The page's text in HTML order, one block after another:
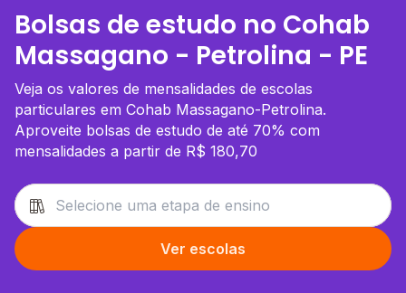
Bolsas de estudo no Cohab
Massagano - Petrolina - PE
Veja os valores de mensalidades de escolas
particulares em Cohab Massagano-Petrolina.
Aproveite bolsas de estudo de até 70% com
mensalidades a partir de R$ 180,70
Ver escolas